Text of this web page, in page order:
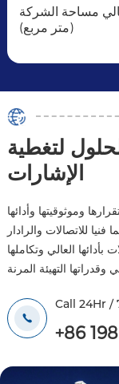
مساحة الشركة
(متر مربع)
لتغطية
الإشارات
وموثوقيتها وأدائها
للاتصالات والرادار
بأدائها العالي وتكاملها
Call 24Hr /
+86